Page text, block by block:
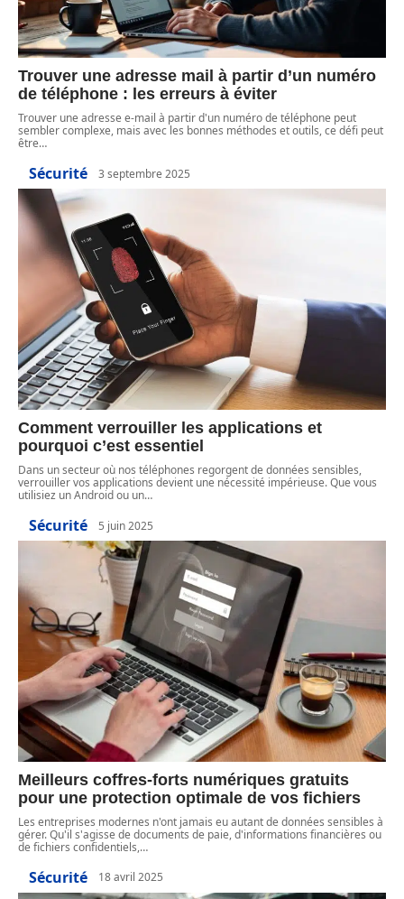
Trouver une adresse mail à partir d’un numéro
de téléphone : les erreurs à éviter
Trouver une adresse e-mail à partir d'un numéro de téléphone peut
sembler complexe, mais avec les bonnes méthodes et outils, ce défi peut
être…
Sécurité 3 septembre 2025
Comment verrouiller les applications et
pourquoi c’est essentiel
Dans un secteur où nos téléphones regorgent de données sensibles,
verrouiller vos applications devient une nécessité impérieuse. Que vous
utilisiez un Android ou un…
Sécurité 5 juin 2025
Meilleurs coffres-forts numériques gratuits
pour une protection optimale de vos fichiers
Les entreprises modernes n'ont jamais eu autant de données sensibles à
gérer. Qu'il s'agisse de documents de paie, d'informations financières ou
de fichiers confidentiels,…
Sécurité 18 avril 2025